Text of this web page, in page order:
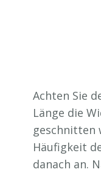
Achten Sie
Länge die
geschnitten
Häufigkeit
danach an.